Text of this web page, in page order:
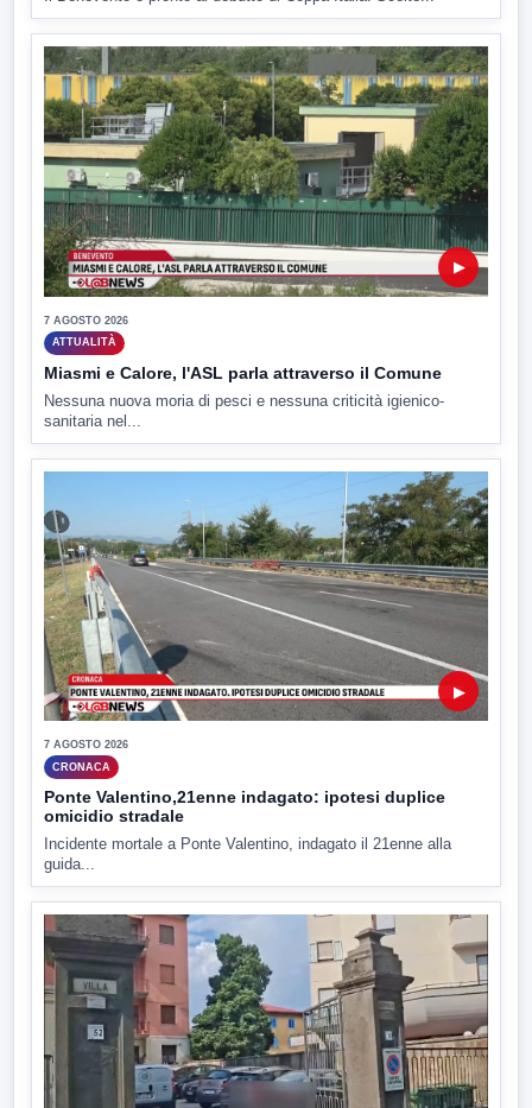
▶
7 AGOSTO 2026
ATTUALITÀ
Miasmi e Calore, l'ASL parla attraverso il Comune
Nessuna nuova moria di pesci e nessuna criticità igienico-
sanitaria nel...
▶
7 AGOSTO 2026
CRONACA
Ponte Valentino,21enne indagato: ipotesi duplice
omicidio stradale
Incidente mortale a Ponte Valentino, indagato il 21enne alla
guida...